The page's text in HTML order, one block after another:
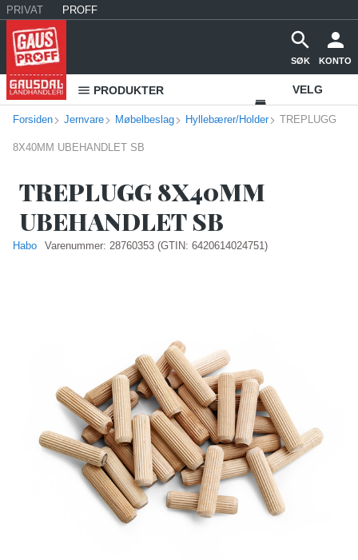
PRIVAT PROFF
SØK KONTO
PRODUKTER VELG
VAREHUS
Forsiden Jernvare Møbelbeslag Hyllebærer/Holder TREPLUGG
8X40MM UBEHANDLET SB
TREPLUGG 8X40MM
UBEHANDLET SB
Habo Varenummer: 28760353 (GTIN: 6420614024751)